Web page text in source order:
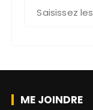
c
ME JOINDRE